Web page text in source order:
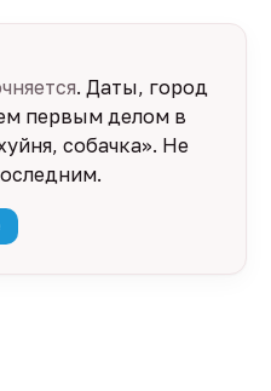
. Даты, город
первым делом в
собачка». Не